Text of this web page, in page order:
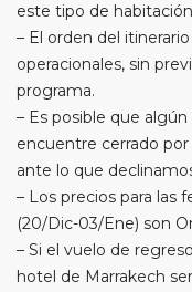
este tipo de
– El orden del
operacionales, sin
programa.
– Es posible que
encuentre cerrado por
ante lo que
– Los precios para las
(20/Dic-03/Ene) son
– Si el vuelo de
hotel de Marrakech